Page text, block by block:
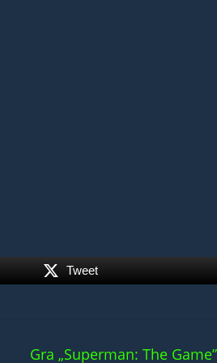
Tweet
Gra „Superman: The